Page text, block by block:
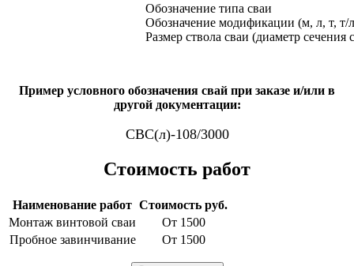
Обозначение типа сваи
Обозначение модификации (м, л, т, т/
Размер ствола сваи (диаметр сечения
Пример условного обозначения свай при заказе и/или в
другой документации:
СВС(л)-108/3000
Стоимость работ
Наименование работ Стоимость руб.
Монтаж винтовой сваи
От 1500
Пробное завинчивание
От 1500